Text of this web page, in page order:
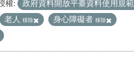
權: 政府資料開放平臺資料使用規範
老人 移除 身心障礙者 移除